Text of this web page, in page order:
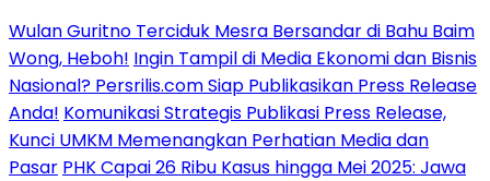
Wulan Guritno Terciduk Mesra Bersandar di Bahu Baim
Wong, Heboh! Ingin Tampil di Media Ekonomi dan Bisnis
Nasional? Persrilis.com Siap Publikasikan Press Release
Anda! Komunikasi Strategis Publikasi Press Release,
Kunci UMKM Memenangkan Perhatian Media dan
Pasar PHK Capai 26 Ribu Kasus hingga Mei 2025: Jawa